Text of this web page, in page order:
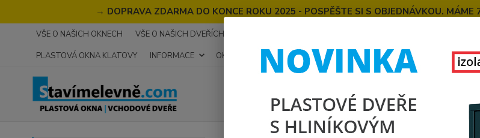
→ DOPRAVA ZDARMA DO KONCE ROKU 2025 - POSPĚŠTE SI S OBJEDNÁVKOU.
VŠE O NAŠICH OKNECH VŠE O NAŠICH DVEŘÍCH
PLASTOVÁ OKNA KLATOVY
INFORMACE OKNA NA MÍRU KONTAKT O NÁS